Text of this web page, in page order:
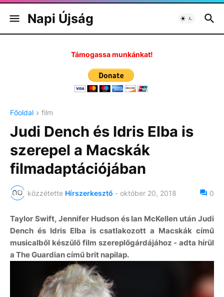
Napi Újság
Támogassa munkánkat!
Főoldal film
Judi Dench és Idris Elba is
szerepel a Macskák
filmadaptációjában
közzétette Hírszerkesztő - október 20, 2018 0
Taylor Swift, Jennifer Hudson és Ian McKellen után Judi
Dench és Idris Elba is csatlakozott a Macskák című
musicalből készülő film szereplőgárdájához - adta hírül
a The Guardian című brit napilap.